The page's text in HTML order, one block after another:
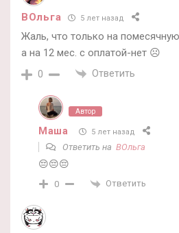
ВОльга 5 лет назад
Жаль, что только на
а на 12 мес. с оплатой-нет ☹️
0 Ответить
Автор
Маша 5 лет назад
Ответить на ВОльга
😔😔😔
0 Ответить